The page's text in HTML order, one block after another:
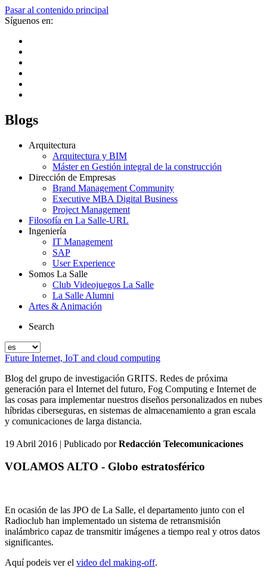
Pasar al contenido principal
Síguenos en:
Blogs
Arquitectura
Arquitectura y BIM
Máster en Gestión integral de la construcción
Dirección de Empresas
Brand Management Community
Executive MBA Digital Business
Project Management
Filosofía en La Salle-URL
Ingeniería
IT Management
SAP
User Experience
Somos La Salle
Club Videojuegos La Salle
La Salle Alumni
Artes & Animación
Search
Future Internet, IoT and cloud computing
Blog del grupo de investigación GRITS. Redes de próxima
generación para el Internet del futuro, Fog Computing e Internet de
las cosas para implementar nuestros diseños personalizados en nubes
híbridas ciberseguras, en sistemas de almacenamiento a gran escala
y comunicaciones de larga distancia.
19 Abril 2016 | Publicado porRedacción Telecomunicaciones
VOLAMOS ALTO - Globo estratosférico
En ocasión de las JPO de La Salle, el departamento junto con el
Radioclub han implementado un sistema de retransmisión
inalámbrico capaz de transmitir imágenes a tiempo real y otros datos
significantes.
Aquí podeis ver el video del making-off.